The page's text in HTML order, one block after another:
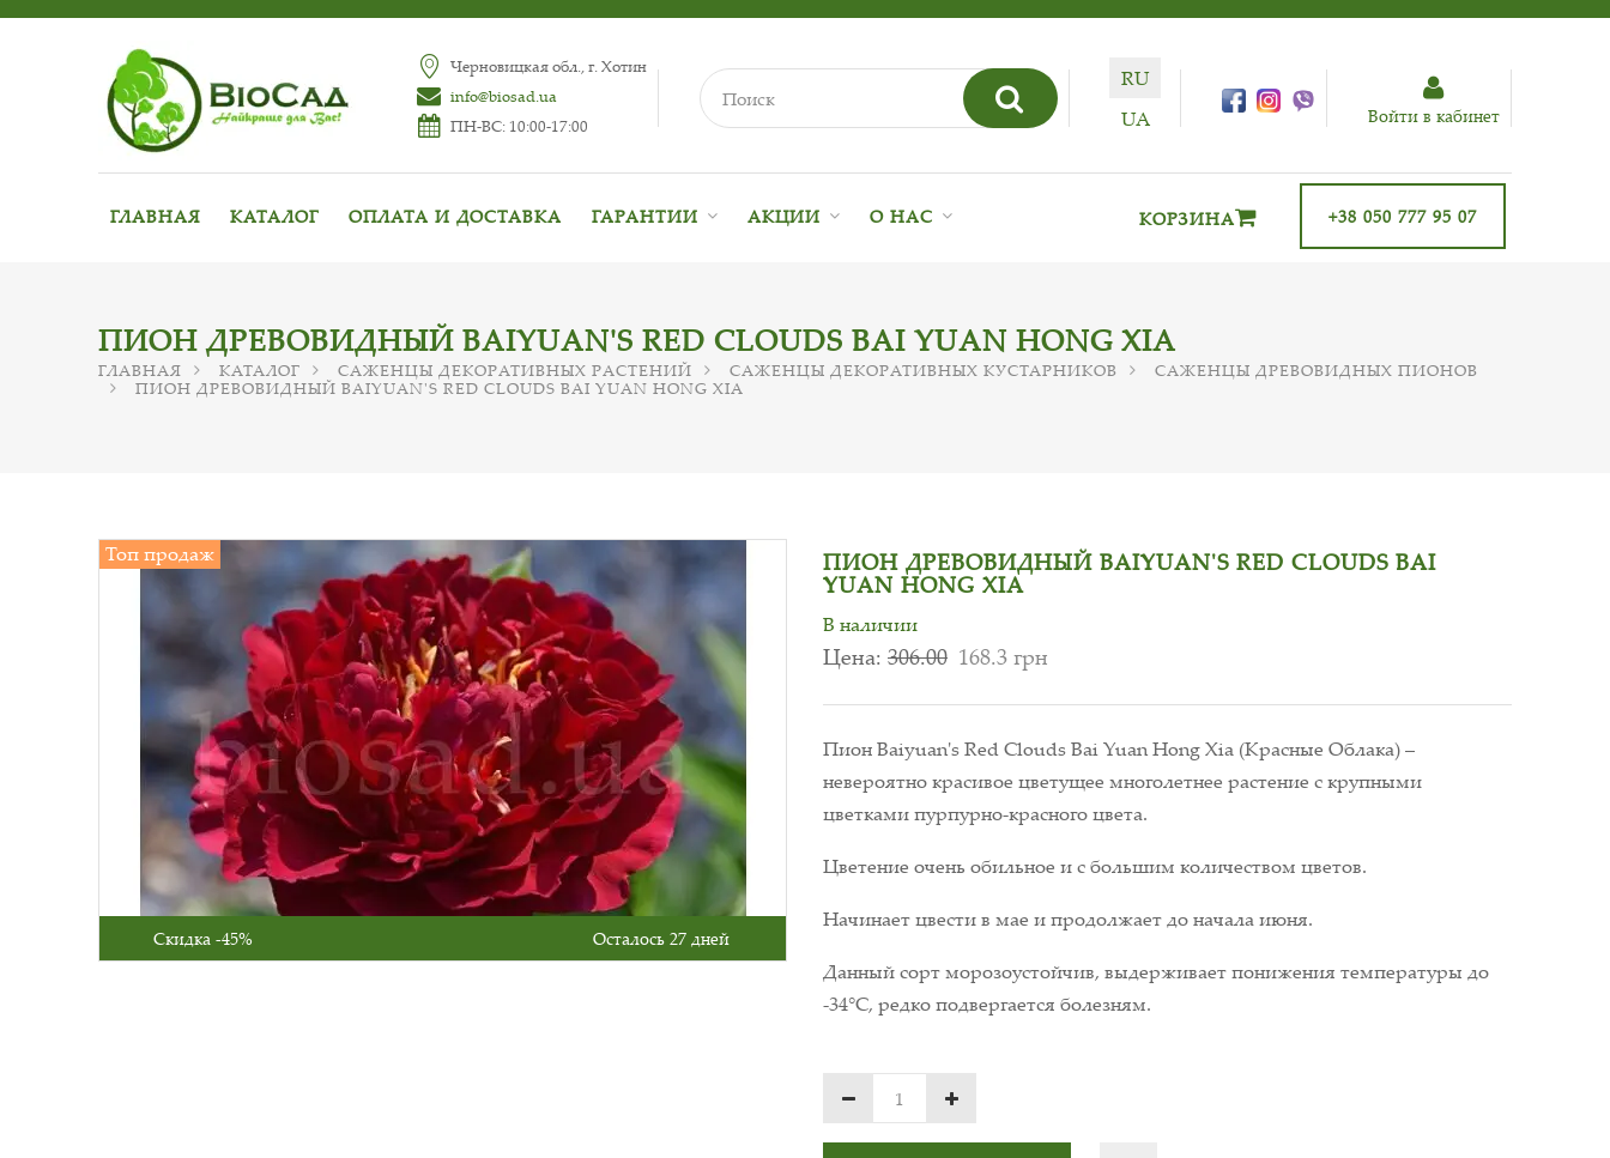
Черновицкая обл., г. Хотин
info@biosad.ua
ПН-ВС: 10:00-17:00
RU
UA
Войти в кабинет
ГЛАВНАЯ КАТАЛОГ ОПЛАТА И ДОСТАВКА ГАРАНТИИ АКЦИИ О НАС +38 050 777 95 07
КОРЗИНА
ПИОН ДРЕВОВИДНЫЙ BAIYUAN'S RED CLOUDS BAI YUAN HONG XIA
ГЛАВНАЯ КАТАЛОГ САЖЕНЦЫ ДЕКОРАТИВНЫХ РАСТЕНИЙ САЖЕНЦЫ ДЕКОРАТИВНЫХ КУСТАРНИКОВ
САЖЕНЦЫ ДРЕВОВИДНЫХ ПИОНОВ
ПИОН ДРЕВОВИДНЫЙ BAIYUAN'S RED CLOUDS BAI YUAN HONG XIA
Топ продаж
Скидка -45% Осталось 27 дней
ПИОН ДРЕВОВИДНЫЙ BAIYUAN'S RED CLOUDS BAI
YUAN HONG XIA
В наличии
Цена: 306.00 168.3 грн
Пион Baiyuan's Red Clouds Bai Yuan Hong Xia (Красные Облака) –
невероятно красивое цветущее многолетнее растение с крупными
цветками пурпурно-красного цвета.
Цветение очень обильное и с большим количеством цветов.
Начинает цвести в мае и продолжает до начала июня.
Данный сорт морозоустойчив, выдерживает понижения температуры до
-34°С, редко подвергается болезням.